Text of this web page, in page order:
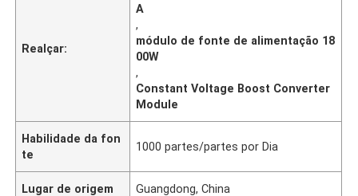
Realçar:
A
,
módulo de fonte de alimentação 18
00W
,
Constant Voltage Boost Converter
Module
Habilidade da fon
te
1000 partes/partes por Dia
Lugar de origem Guangdong, China